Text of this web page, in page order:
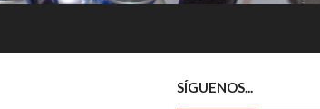
SÍGUENOS...